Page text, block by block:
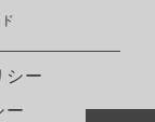
シー
ー